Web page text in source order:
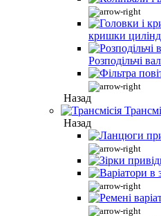
кришки
Розподільчі
Назад
Назад